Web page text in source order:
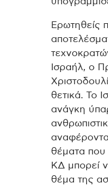
Ερωτηθείς
Ισραήλ, ο
θετικά. Το
ανάγκη
θέματα που
ΚΔ μπορεί
θέμα της